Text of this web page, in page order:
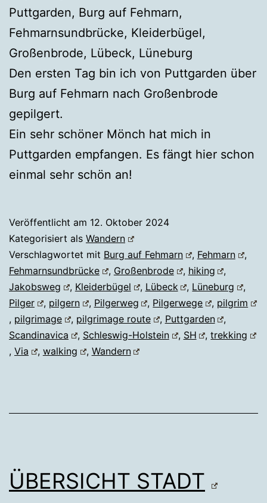
Puttgarden, Burg auf Fehmarn,
Fehmarnsundbrücke, Kleiderbügel,
Großenbrode, Lübeck, Lüneburg
Den ersten Tag bin ich von Puttgarden über
Burg auf Fehmarn nach Großenbrode
gepilgert.
Ein sehr schöner Mönch hat mich in
Puttgarden empfangen. Es fängt hier schon
einmal sehr schön an!
Veröffentlicht am 12. Oktober 2024
Kategorisiert als Wandern
Verschlagwortet mit Burg auf Fehmarn , Fehmarn
,
Fehmarnsundbrücke
, Großenbrode , hiking
,
Jakobsweg
, Kleiderbügel , Lübeck , Lüneburg
,
Pilger
, pilgern , Pilgerweg , Pilgerwege , pilgrim
, pilgrimage , pilgrimage route , Puttgarden
,
Scandinavica
, Schleswig-Holstein , SH ,trekking
, Via , walking , Wandern
ÜBERSICHT STADT